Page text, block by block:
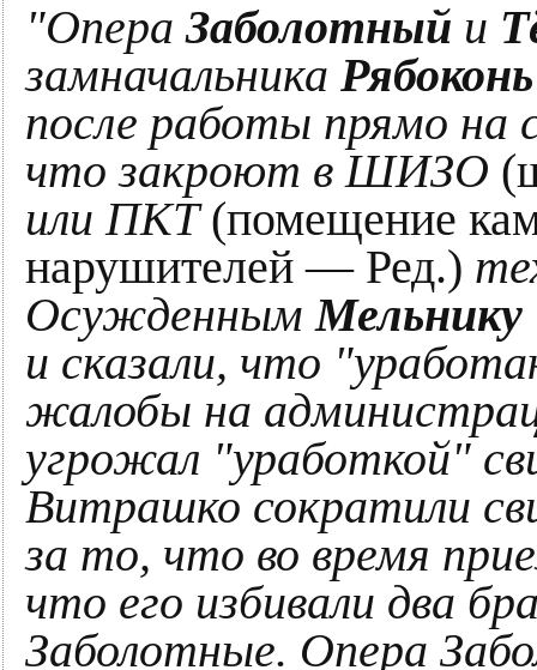
"ОпераЗаболотный и
замначальника Рябоконь
после работы прямо на
что закроют в ШИЗО
или ПКТ(помещение
нарушителей — Ред.)
ОсужденнымМельнику
и сказали, что
жалобы на
угрожал "уработкой"
Витрашко сократили
за то, что во время
что его избивали два
Заболотные. Опера